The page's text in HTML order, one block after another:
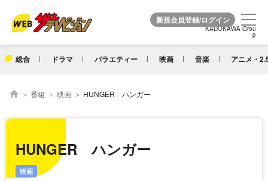
KADOKAWA Grou
p
総合 ドラマ バラエティー 映画 音楽 アニメ・
KADOKAWA Grou
p
番組 映画 HUNGER ハンガー
HUNGER ハンガー
映画